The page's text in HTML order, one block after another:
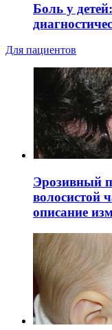
Боль у
Для пациентов
Эрозивный
волосистой
описание